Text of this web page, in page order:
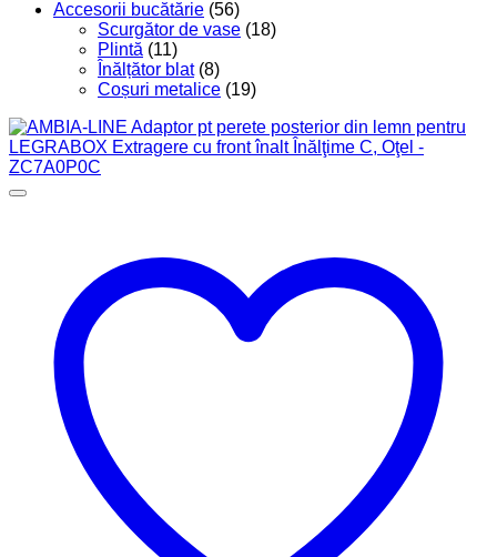
Accesorii bucătărie (56)
Scurgător de vase (18)
Plintă (11)
Înălțător blat (8)
Coșuri metalice (19)